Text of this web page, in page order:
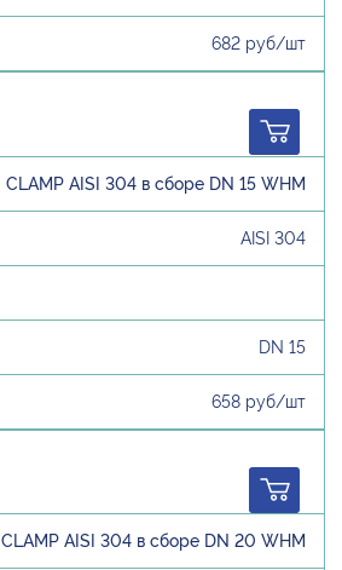
682 руб/шт
CLAMP AISI 304 в сборе DN 15 WHM
AISI 304
DN 15
658 руб/шт
CLAMP AISI 304 в сборе DN 20 WHM